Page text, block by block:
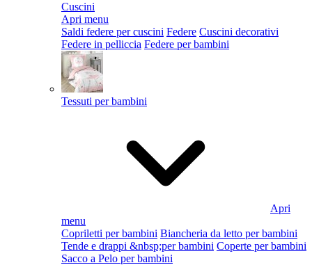
Cuscini
Apri menu
Saldi federe per cuscini Federe Cuscini decorativi
Federe in pelliccia Federe per bambini
Tessuti per bambini
Apri
menu
Copriletti per bambini Biancheria da letto per bambini
Tende e drappi &nbsp;per bambini Coperte per bambini
Sacco a Pelo per bambini